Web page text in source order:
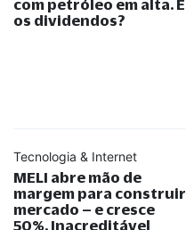
com petróleo em alta. E
os dividendos?
Tecnologia & Internet
MELI abre mão de
margem para construir
mercado – e cresce
50%. Inacreditável